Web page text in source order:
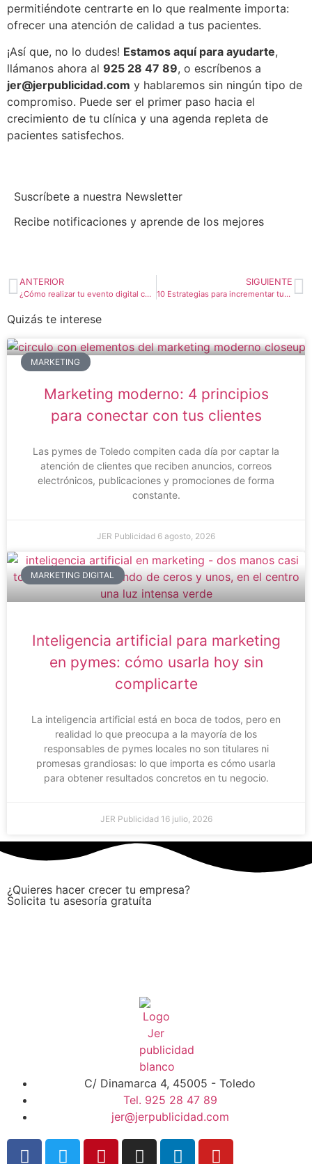
permitiéndote centrarte en lo que realmente importa:
ofrecer una atención de calidad a tus pacientes.
¡Así que, no lo dudes! Estamos aquí para ayudarte,
llámanos ahora al 925 28 47 89, o escríbenos a
jer@jerpublicidad.com y hablaremos sin ningún tipo de
compromiso. Puede ser el primer paso hacia el
crecimiento de tu clínica y una agenda repleta de
pacientes satisfechos.
Suscríbete a nuestra Newsletter
Recibe notificaciones y aprende de los mejores
ANTERIOR
¿Cómo realizar tu evento digital con éxito?
SIGUIENTE
10 Estrategias para incrementar tus ventas este Black Friday
Quizás te interese
MARKETING
Marketing moderno: 4 principios
para conectar con tus clientes
Las pymes de Toledo compiten cada día por captar la
atención de clientes que reciben anuncios, correos
electrónicos, publicaciones y promociones de forma
constante.
JER Publicidad 6 agosto, 2026
MARKETING DIGITAL
Inteligencia artificial para marketing
en pymes: cómo usarla hoy sin
complicarte
La inteligencia artificial está en boca de todos, pero en
realidad lo que preocupa a la mayoría de los
responsables de pymes locales no son titulares ni
promesas grandiosas: lo que importa es cómo usarla
para obtener resultados concretos en tu negocio.
JER Publicidad 16 julio, 2026
¿Quieres hacer crecer tu empresa?
Solicita tu asesoría gratuíta
C/ Dinamarca 4, 45005 - Toledo
Tel. 925 28 47 89
jer@jerpublicidad.com